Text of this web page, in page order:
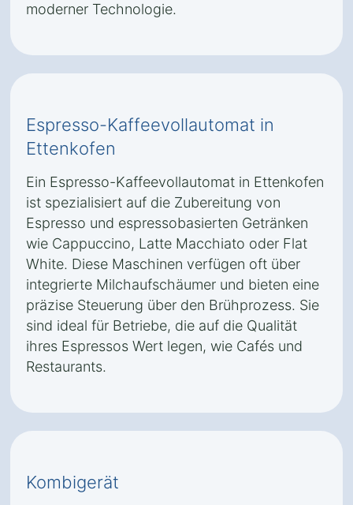
moderner Technologie.
Espresso-Kaffeevollautomat in
Ettenkofen
Ein Espresso-Kaffeevollautomat in Ettenkofen
ist spezialisiert auf die Zubereitung von
Espresso und espressobasierten Getränken
wie Cappuccino, Latte Macchiato oder Flat
White. Diese Maschinen verfügen oft über
integrierte Milchaufschäumer und bieten eine
präzise Steuerung über den Brühprozess. Sie
sind ideal für Betriebe, die auf die Qualität
ihres Espressos Wert legen, wie Cafés und
Restaurants.
Kombigerät